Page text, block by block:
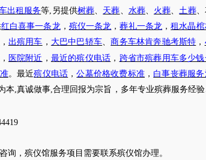
出租服务等 ,另提供树葬 天葬 水葬、 火葬 土葬
红白喜事一条龙 ， 殡仪一条龙 ，葬礼一条龙 ，租水晶
， 出殡用车 ， 大巴中巴轿车 、商务车林肯奔驰考斯特 ，
， 医院附近 ， 最近的殡仪电话 ， 跨省市殡葬用车多少
。最近殡仪电话 ，公墓价格收费标准 ， 白事丧葬服
本 ,真诚做事,合理回报为宗旨，多年专业殡葬服务经
询，殡仪馆服务项目需要联系殡仪馆办理 。